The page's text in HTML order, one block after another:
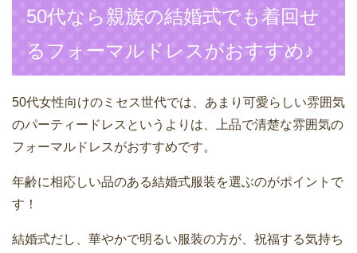
50代なら親族の結婚式でも着回せ
るフォーマルドレスがおすすめ♪
50代女性向けのミセス世代では、あまり可愛らしい雰囲気
のパーティードレスというよりは、上品で清楚な雰囲気の
フォーマルドレスがおすすめです。
年齢に相応しい品のある結婚式服装を選ぶのがポイントで
す！
結婚式だし、華やかで明るい服装の方が、祝福する気持ち